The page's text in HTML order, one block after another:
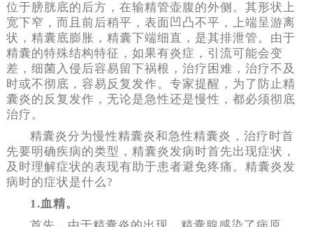
位于膀胱底的后方，在输精管壶腹的外侧。其形状上
宽下窄，而且前后稍平，表面凹凸不平，上端呈游离
状，精囊底膨胀，精囊下端细直，是其排泄管。由于
精囊的特殊结构特征，如果有炎症，引流可能会变
差，细菌入侵后容易留下祸根，治疗困难，治疗不及
时或不彻底，容易反复发作。专家提醒，为了防止精
囊炎的反复发作，无论是急性还是慢性，都必须彻底
治疗。
精囊炎分为慢性精囊炎和急性精囊炎，治疗时首
先要明确疾病的类型，精囊炎发病时首先出现症状，
及时理解症状的表现有助于患者避免疼痛。精囊炎发
病时的症状是什么?
1.血精。